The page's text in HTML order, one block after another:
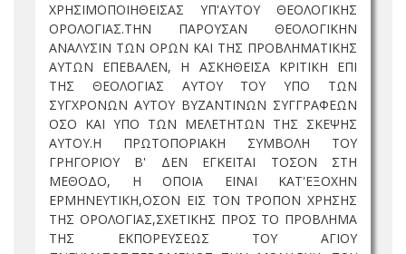
ΧΡΗΣΙΜΟΠΟΙΗΘΕΙΣΑΣ ΥΠ'ΑΥΤΟΥ ΘΕΟΛΟΓΙΚΗΣ
ΟΡΟΛΟΓΙΑΣ.ΤΗΝ ΠΑΡΟΥΣΑΝ ΘΕΟΛΟΓΙΚΗΝ
ΑΝΑΛΥΣΙΝ ΤΩΝ ΟΡΩΝ ΚΑΙ ΤΗΣ ΠΡΟΒΛΗΜΑΤΙΚΗΣ
ΑΥΤΩΝ ΕΠΕΒΑΛΕΝ, Η ΑΣΚΗΘΕΙΣΑ ΚΡΙΤΙΚΗ ΕΠΙ
ΤΗΣ ΘΕΟΛΟΓΙΑΣ ΑΥΤΟΥ ΤΟΥ ΥΠΟ ΤΩΝ
ΣΥΓΧΡΟΝΩΝ ΑΥΤΟΥ ΒΥΖΑΝΤΙΝΩΝ ΣΥΓΓΡΑΦΕΩΝ
ΟΣΟ ΚΑΙ ΥΠΟ ΤΩΝ ΜΕΛΕΤΗΤΩΝ ΤΗΣ ΣΚΕΨΗΣ
ΑΥΤΟΥ.Η ΠΡΩΤΟΠΟΡΙΑΚΗ ΣΥΜΒΟΛΗ ΤΟΥ
ΓΡΗΓΟΡΙΟΥ Β' ΔΕΝ ΕΓΚΕΙΤΑΙ ΤΟΣΟΝ ΣΤΗ
ΜΕΘΟΔΟ, Η ΟΠΟΙΑ ΕΙΝΑΙ ΚΑΤ'ΕΞΟΧΗΝ
ΕΡΜΗΝΕΥΤΙΚΗ,ΟΣΟΝ ΕΙΣ ΤΟΝ ΤΡΟΠΟΝ ΧΡΗΣΗΣ
ΤΗΣ ΟΡΟΛΟΓΙΑΣ,ΣΧΕΤΙΚΗΣ ΠΡΟΣ ΤΟ ΠΡΟΒΛΗΜΑ
ΤΗΣ ΕΚΠΟΡΕΥΣΕΩΣ ΤΟΥ ΑΓΙΟΥ